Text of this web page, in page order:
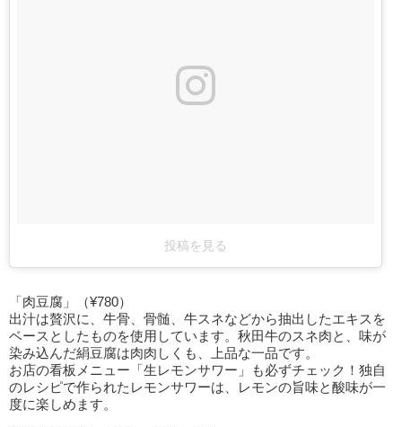
投稿を見る
「肉豆腐」（¥780）
出汁は贅沢に、牛骨、骨髄、牛スネなどから抽出したエキスを
ベースとしたものを使用しています。秋田牛のスネ肉と、味が
染み込んだ絹豆腐は肉肉しくも、上品な一品です。
お店の看板メニュー「生レモンサワー」も必ずチェック！独自
のレシピで作られたレモンサワーは、レモンの旨味と酸味が一
度に楽しめます。